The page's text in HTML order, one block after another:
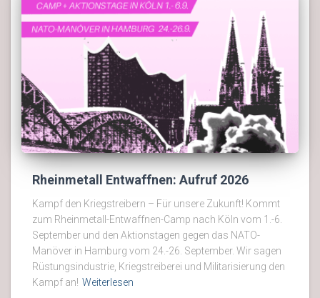
Rheinmetall Entwaffnen: Aufruf 2026
Kampf den Kriegstreibern – Für unsere Zukunft! Kommt
zum Rheinmetall-Entwaffnen-Camp nach Köln vom 1.-6.
September und den Aktionstagen gegen das NATO-
Manöver in Hamburg vom 24.-26. September. Wir sagen
Rüstungsindustrie, Kriegstreiberei und Militarisierung den
Kampf an! Weiterlesen